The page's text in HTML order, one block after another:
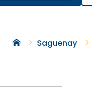
Saguenay